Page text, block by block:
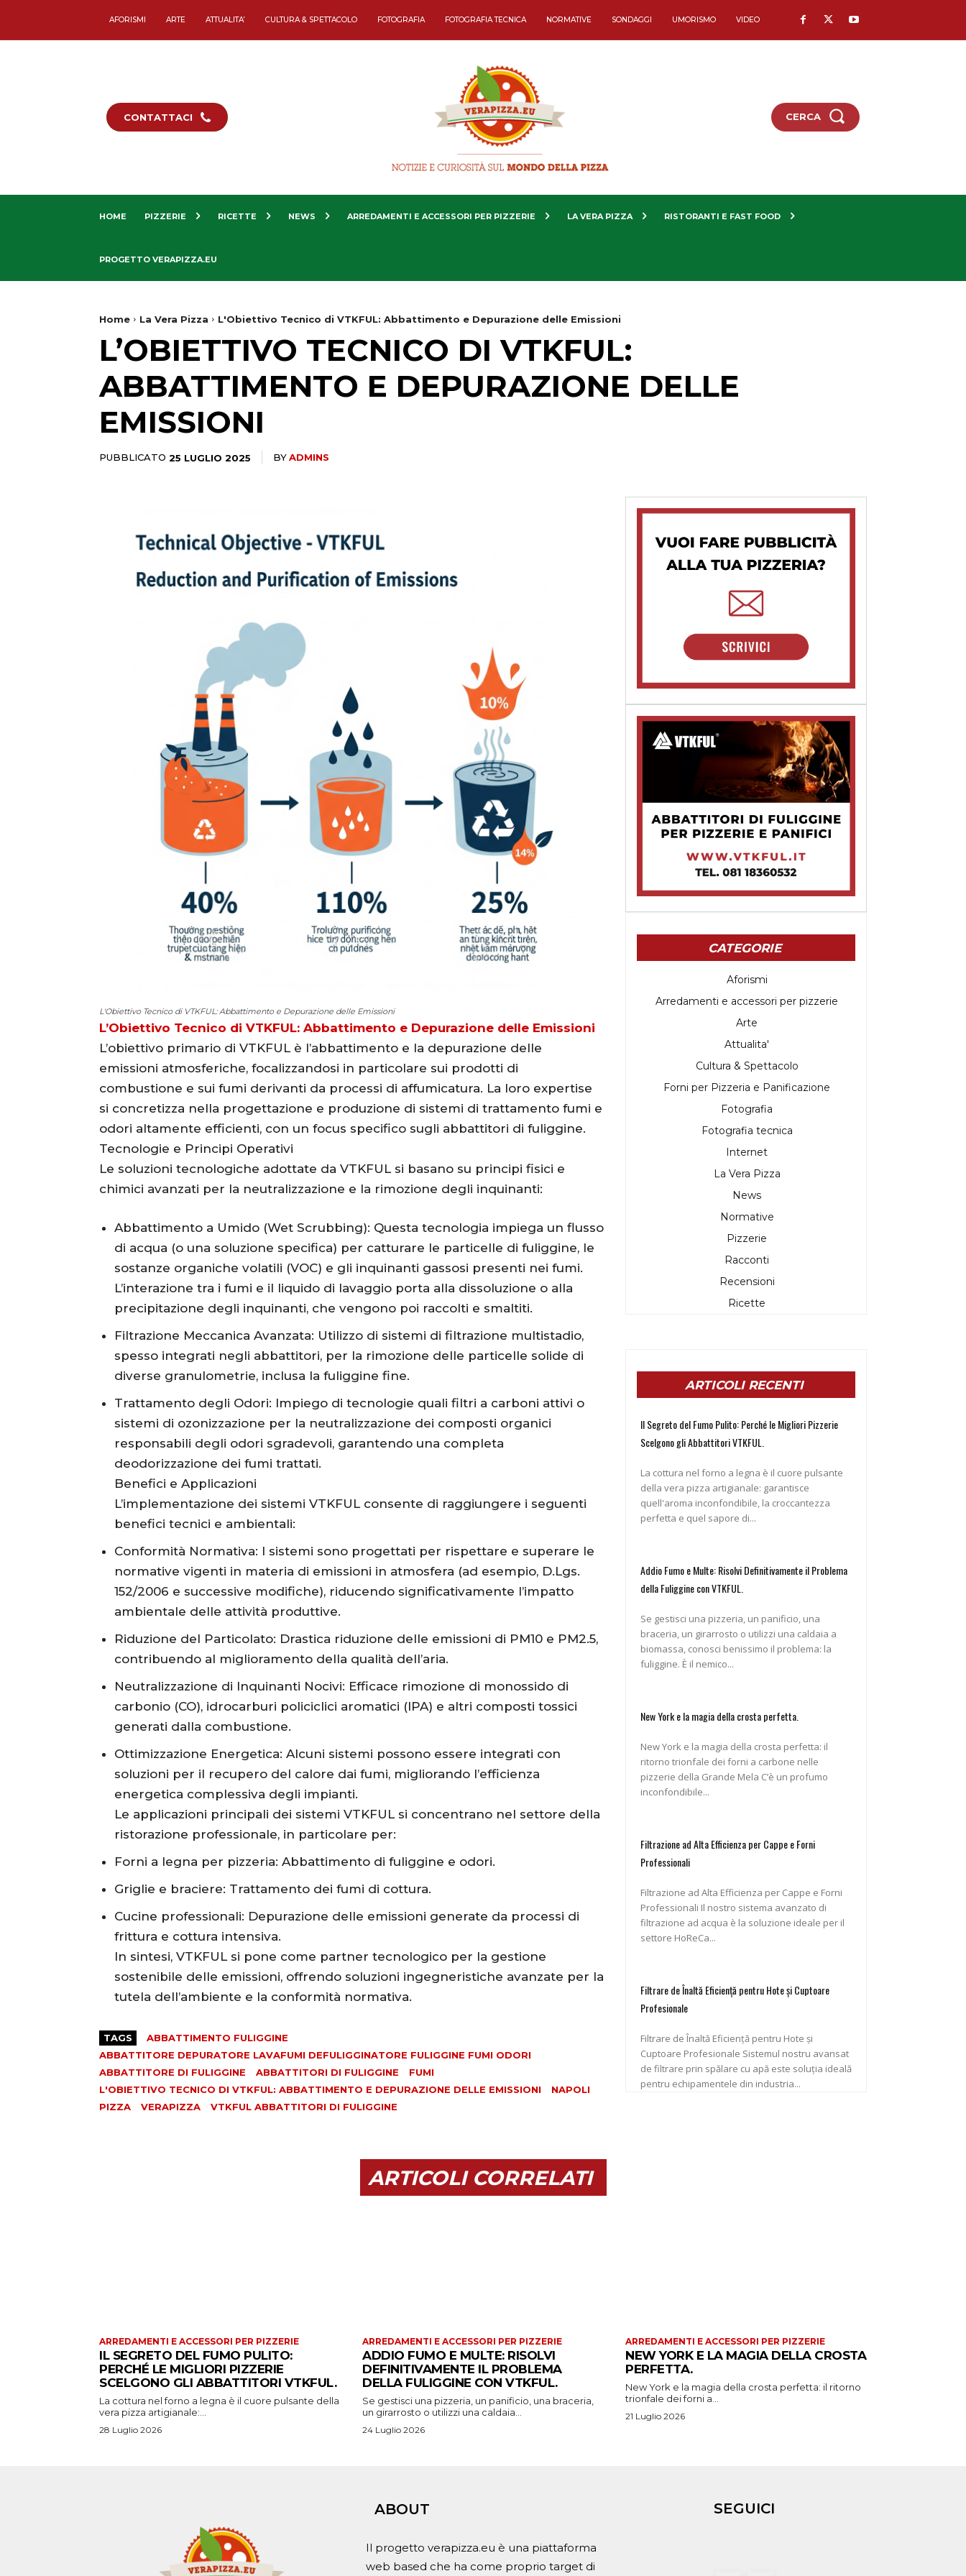
AFORISMI ARTE ATTUALITA’ CULTURA & SPETTACOLO FOTOGRAFIA FOTOGRAFIA TECNICA NORMATIVE SONDAGGI UMORISMO VIDEO
CONTATTACI CERCA
HOME PIZZERIE RICETTE NEWS ARREDAMENTI E ACCESSORI PER PIZZERIE LA VERA PIZZA RISTORANTI E FAST FOOD
PROGETTO VERAPIZZA.EU
Home La Vera Pizza L'Obiettivo Tecnico di VTKFUL: Abbattimento e Depurazione delle Emissioni
L’OBIETTIVO TECNICO DI VTKFUL:
ABBATTIMENTO E DEPURAZIONE DELLE
EMISSIONI
PUBBLICATO 25 LUGLIO 2025 BYADMINS
L'Obiettivo Tecnico di VTKFUL: Abbattimento e Depurazione delle Emissioni
L’Obiettivo Tecnico di VTKFUL: Abbattimento e Depurazione delle Emissioni
L’obiettivo primario di VTKFUL è l’abbattimento e la depurazione delle
emissioni atmosferiche, focalizzandosi in particolare sui prodotti di
combustione e sui fumi derivanti da processi di affumicatura. La loro expertise
si concretizza nella progettazione e produzione di sistemi di trattamento fumi e
odori altamente efficienti, con un focus specifico sugli abbattitori di fuliggine.
Tecnologie e Principi Operativi
Le soluzioni tecnologiche adottate da VTKFUL si basano su principi fisici e
chimici avanzati per la neutralizzazione e la rimozione degli inquinanti:
Abbattimento a Umido (Wet Scrubbing): Questa tecnologia impiega un flusso
di acqua (o una soluzione specifica) per catturare le particelle di fuliggine, le
sostanze organiche volatili (VOC) e gli inquinanti gassosi presenti nei fumi.
L’interazione tra i fumi e il liquido di lavaggio porta alla dissoluzione o alla
precipitazione degli inquinanti, che vengono poi raccolti e smaltiti.
Filtrazione Meccanica Avanzata: Utilizzo di sistemi di filtrazione multistadio,
spesso integrati negli abbattitori, per la rimozione delle particelle solide di
diverse granulometrie, inclusa la fuliggine fine.
Trattamento degli Odori: Impiego di tecnologie quali filtri a carboni attivi o
sistemi di ozonizzazione per la neutralizzazione dei composti organici
responsabili degli odori sgradevoli, garantendo una completa
deodorizzazione dei fumi trattati.
Benefici e Applicazioni
L’implementazione dei sistemi VTKFUL consente di raggiungere i seguenti
benefici tecnici e ambientali:
Conformità Normativa: I sistemi sono progettati per rispettare e superare le
normative vigenti in materia di emissioni in atmosfera (ad esempio, D.Lgs.
152/2006 e successive modifiche), riducendo significativamente l’impatto
ambientale delle attività produttive.
Riduzione del Particolato: Drastica riduzione delle emissioni di PM10 e PM2.5,
contribuendo al miglioramento della qualità dell’aria.
Neutralizzazione di Inquinanti Nocivi: Efficace rimozione di monossido di
carbonio (CO), idrocarburi policiclici aromatici (IPA) e altri composti tossici
generati dalla combustione.
Ottimizzazione Energetica: Alcuni sistemi possono essere integrati con
soluzioni per il recupero del calore dai fumi, migliorando l’efficienza
energetica complessiva degli impianti.
Le applicazioni principali dei sistemi VTKFUL si concentrano nel settore della
ristorazione professionale, in particolare per:
Forni a legna per pizzeria: Abbattimento di fuliggine e odori.
Griglie e braciere: Trattamento dei fumi di cottura.
Cucine professionali: Depurazione delle emissioni generate da processi di
frittura e cottura intensiva.
In sintesi, VTKFUL si pone come partner tecnologico per la gestione
sostenibile delle emissioni, offrendo soluzioni ingegneristiche avanzate per la
tutela dell’ambiente e la conformità normativa.
TAGS
ABBATTIMENTO FULIGGINE
ABBATTITORE DEPURATORE LAVAFUMI DEFULIGGINATORE FULIGGINE FUMI ODORI
ABBATTITORE DI FULIGGINE
ABBATTITORI DI FULIGGINE
FUMI
L'OBIETTIVO TECNICO DI VTKFUL: ABBATTIMENTO E DEPURAZIONE DELLE EMISSIONI
NAPOLI
PIZZA
VERAPIZZA VTKFUL ABBATTITORI DI FULIGGINE
CATEGORIE
Aforismi
Arredamenti e accessori per pizzerie
Arte
Attualita'
Cultura & Spettacolo
Forni per Pizzeria e Panificazione
Fotografia
Fotografia tecnica
Internet
La Vera Pizza
News
Normative
Pizzerie
Racconti
Recensioni
Ricette
ARTICOLI RECENTI
Il Segreto del Fumo Pulito: Perché le Migliori Pizzerie
Scelgono gli Abbattitori VTKFUL.
La cottura nel forno a legna è il cuore pulsante
della vera pizza artigianale: garantisce
quell'aroma inconfondibile, la croccantezza
perfetta e quel sapore di...
Addio Fumo e Multe: Risolvi Definitivamente il Problema
della Fuliggine con VTKFUL.
Se gestisci una pizzeria, un panificio, una
braceria, un girarrosto o utilizzi una caldaia a
biomassa, conosci benissimo il problema: la
fuliggine. È il nemico...
New York e la magia della crosta perfetta.
New York e la magia della crosta perfetta: il
ritorno trionfale dei forni a carbone nelle
pizzerie della Grande Mela C’è un profumo
inconfondibile...
Filtrazione ad Alta Efficienza per Cappe e Forni
Professionali
Filtrazione ad Alta Efficienza per Cappe e Forni
Professionali Il nostro sistema avanzato di
filtrazione ad acqua è la soluzione ideale per il
settore HoReCa...
Filtrare de Înaltă Eficiență pentru Hote și Cuptoare
Profesionale
Filtrare de Înaltă Eficiență pentru Hote și
Cuptoare Profesionale Sistemul nostru avansat
de filtrare prin spălare cu apă este soluția ideală
pentru echipamentele din industria...
ARTICOLI CORRELATI
ARREDAMENTI E ACCESSORI PER PIZZERIE
IL SEGRETO DEL FUMO PULITO:
PERCHÉ LE MIGLIORI PIZZERIE
SCELGONO GLI ABBATTITORI VTKFUL.
La cottura nel forno a legna è il cuore pulsante della
vera pizza artigianale:...
28 Luglio 2026
ARREDAMENTI E ACCESSORI PER PIZZERIE
ADDIO FUMO E MULTE: RISOLVI
DEFINITIVAMENTE IL PROBLEMA
DELLA FULIGGINE CON VTKFUL.
Se gestisci una pizzeria, un panificio, una braceria,
un girarrosto o utilizzi una caldaia...
24 Luglio 2026
ARREDAMENTI E ACCESSORI PER PIZZERIE
NEW YORK E LA MAGIA DELLA CROSTA
PERFETTA.
New York e la magia della crosta perfetta: il ritorno
trionfale dei forni a...
21 Luglio 2026
ABOUT
Il progetto verapizza.eu è una piattaforma
web based che ha come proprio target di
SEGUICI